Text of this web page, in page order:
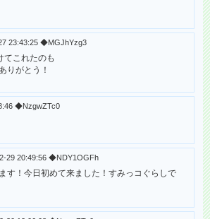
23:43:25 ◆MGJhYzg3
てこれたのも
りがとう！
◆NzgwZTc0
29 20:49:56 ◆NDY1OGFh
す！今日初めて来ました！すみっコぐらしで